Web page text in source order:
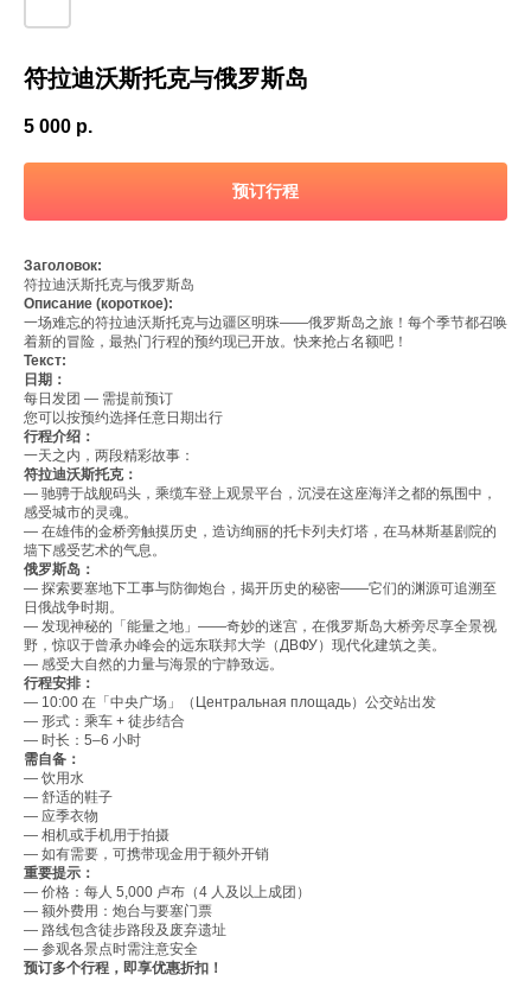
符拉迪沃斯托克与俄罗斯岛
5 000 р.
预订行程
Заголовок:
符拉迪沃斯托克与俄罗斯岛
Описание (короткое):
一场难忘的符拉迪沃斯托克与边疆区明珠——俄罗斯岛之旅！每个季节都召唤
着新的冒险，最热门行程的预约现已开放。快来抢占名额吧！
Текст:
日期：
每日发团 — 需提前预订
您可以按预约选择任意日期出行
行程介绍：
一天之内，两段精彩故事：
符拉迪沃斯托克：
— 驰骋于战舰码头，乘缆车登上观景平台，沉浸在这座海洋之都的氛围中，
感受城市的灵魂。
— 在雄伟的金桥旁触摸历史，造访绚丽的托卡列夫灯塔，在马林斯基剧院的
墙下感受艺术的气息。
俄罗斯岛：
— 探索要塞地下工事与防御炮台，揭开历史的秘密——它们的渊源可追溯至
日俄战争时期。
— 发现神秘的「能量之地」——奇妙的迷宫，在俄罗斯岛大桥旁尽享全景视
野，惊叹于曾承办峰会的远东联邦大学（ДВФУ）现代化建筑之美。
— 感受大自然的力量与海景的宁静致远。
行程安排：
— 10:00 在「中央广场」（Центральная площадь）公交站出发
— 形式：乘车 + 徒步结合
— 时长：5–6 小时
需自备：
— 饮用水
— 舒适的鞋子
— 应季衣物
— 相机或手机用于拍摄
— 如有需要，可携带现金用于额外开销
重要提示：
— 价格：每人 5,000 卢布（4 人及以上成团）
— 额外费用：炮台与要塞门票
— 路线包含徒步路段及废弃遗址
— 参观各景点时需注意安全
预订多个行程，即享优惠折扣！